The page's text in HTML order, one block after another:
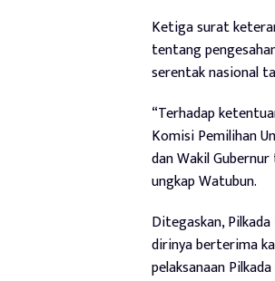
Ketiga surat
tentang
serentak nasional
“Terhadap
Komisi Pemilihan
dan Wakil
ungkap Watubun.
Ditegaskan,
dirinya berterima
pelaksanaan